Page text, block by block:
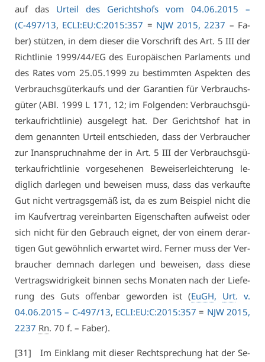
auf das Ur­teil des Ge­richts­hofs vom 04.06.2015 –
(C-497/13, ECLI:EU:C:2015:357 = NJW 2015, 2237 – Fa­
ber) stüt­zen, in dem die­ser die Vor­schrift des Art. 5 III der
Richt­li­nie 1999/44/EG des Eu­ro­päi­schen Par­la­ments und
des Ra­tes vom 25.05.1999 zu be­stimm­ten As­pek­ten des
Ver­brauchs­gü­ter­kaufs und der Ga­ran­ti­en für Ver­brauchs­
gü­ter (ABl. 1999 L 171, 12; im Fol­gen­den: Ver­brauchs­gü­
terkauf­richt­li­nie) aus­ge­legt hat. Der Ge­richts­hof hat in
dem ge­nann­ten Ur­teil ent­schie­den, dass der Ver­brau­cher
zur In­an­spruch­nah­me der in Art. 5 III der Ver­brauchs­gü­
terkauf­richt­li­nie vor­ge­se­he­nen Be­wei­ser­leich­te­rung le­
dig­lich dar­le­gen und be­wei­sen muss, dass das ver­kauf­te
Gut nicht ver­trags­ge­mäß ist, da es zum Bei­spiel nicht die
im Kauf­ver­trag ver­ein­bar­ten Ei­gen­schaf­ten auf­weist oder
sich nicht für den Ge­brauch eig­net, der von ei­nem der­ar­
ti­gen Gut ge­wöhn­lich er­war­tet wird. Fer­ner muss der Ver­
brau­cher dem­nach dar­le­gen und be­wei­sen, dass die­se
Ver­trags­wid­rig­keit bin­nen sechs Mo­na­ten nach der Lie­fe­
rung des Guts of­fen­bar ge­wor­den ist (EuGH, Urt. v.
04.06.2015 – C-497/13, ECLI:EU:C:2015:357 = NJW 2015,
2237 Rn. 70 f. – Fa­ber).
[31] Im Ein­klang mit die­ser Recht­spre­chung hat der Se­